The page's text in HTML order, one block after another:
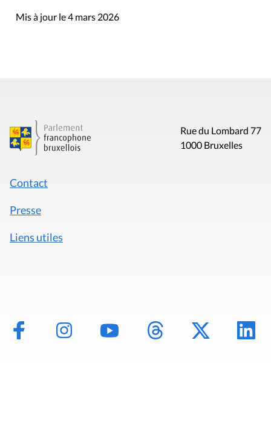
Mis à jour le 4 mars 2026
Rue du Lombard 77
1000 Bruxelles
Contact
Presse
Liens utiles